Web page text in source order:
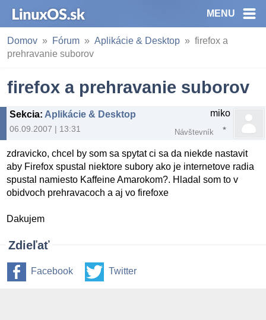
MENU
Domov Fórum Aplikácie & Desktop
firefox a
prehravanie suborov
firefox a prehravanie suborov
Sekcia: Aplikácie & Desktop
06.09.2007 | 13:31
miko
Návštevník
zdravicko, chcel by som sa spytat ci sa da niekde nastavit
aby Firefox spustal niektore subory ako je internetove radia
spustal namiesto Kaffeine Amarokom?. Hladal som to v
obidvoch prehravacoch a aj vo firefoxe
Dakujem
Zdieľať
Facebook Twitter